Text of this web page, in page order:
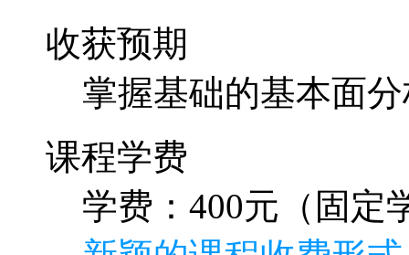
收获预期
掌握基础的基本面
课程学费
学费：400元（固定